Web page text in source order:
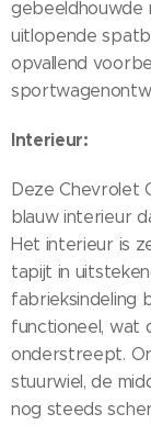
gebeeldhouwde
uitlopende
opvallend
Interieur:
Deze Chevrolet
blauw interieur
Het interieur is
tapijt in
fabrieksindeling
functioneel, wat
onderstreept.
stuurwiel, de
nog steeds